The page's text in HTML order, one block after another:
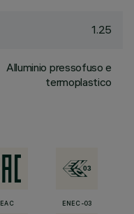
1.25
Alluminio pressofuso e
termoplastico
EAC ENEC-03